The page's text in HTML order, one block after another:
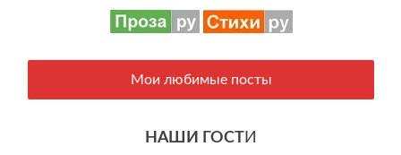
Мои любимые посты
НАШИ ГОСТИ